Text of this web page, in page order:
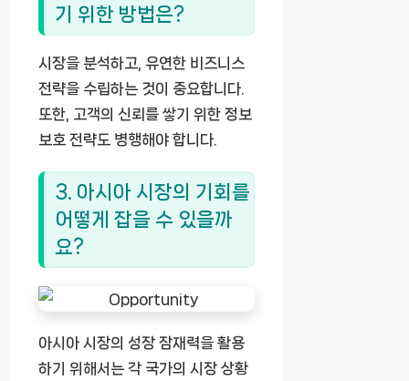
기 위한 방법은?
시장을 분석하고, 유연한 비즈니스
전략을 수립하는 것이 중요합니다.
또한, 고객의 신뢰를 쌓기 위한 정보
보호 전략도 병행해야 합니다.
3. 아시아 시장의 기회를
어떻게 잡을 수 있을까
요?
아시아 시장의 성장 잠재력을 활용
하기 위해서는 각 국가의 시장 상황